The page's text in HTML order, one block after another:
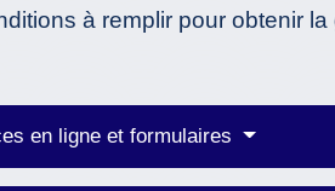
à remplir pour obtenir
en ligne et formulaires